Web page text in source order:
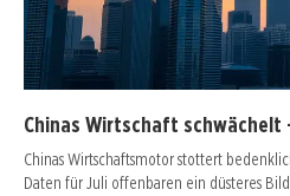
Chinas Wirtschaft schwächelt
Chinas Wirtschaftsmotor stottert
Daten für Juli offenbaren ein düsteres